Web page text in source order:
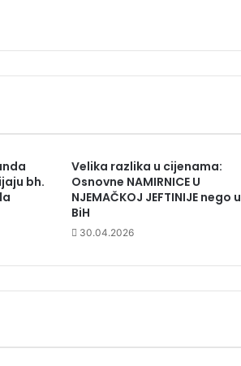
bh.
Velika razlika u cijenama:
Osnovne NAMIRNICE U
NJEMAČKOJ JEFTINIJE nego u
BiH
30.04.2026